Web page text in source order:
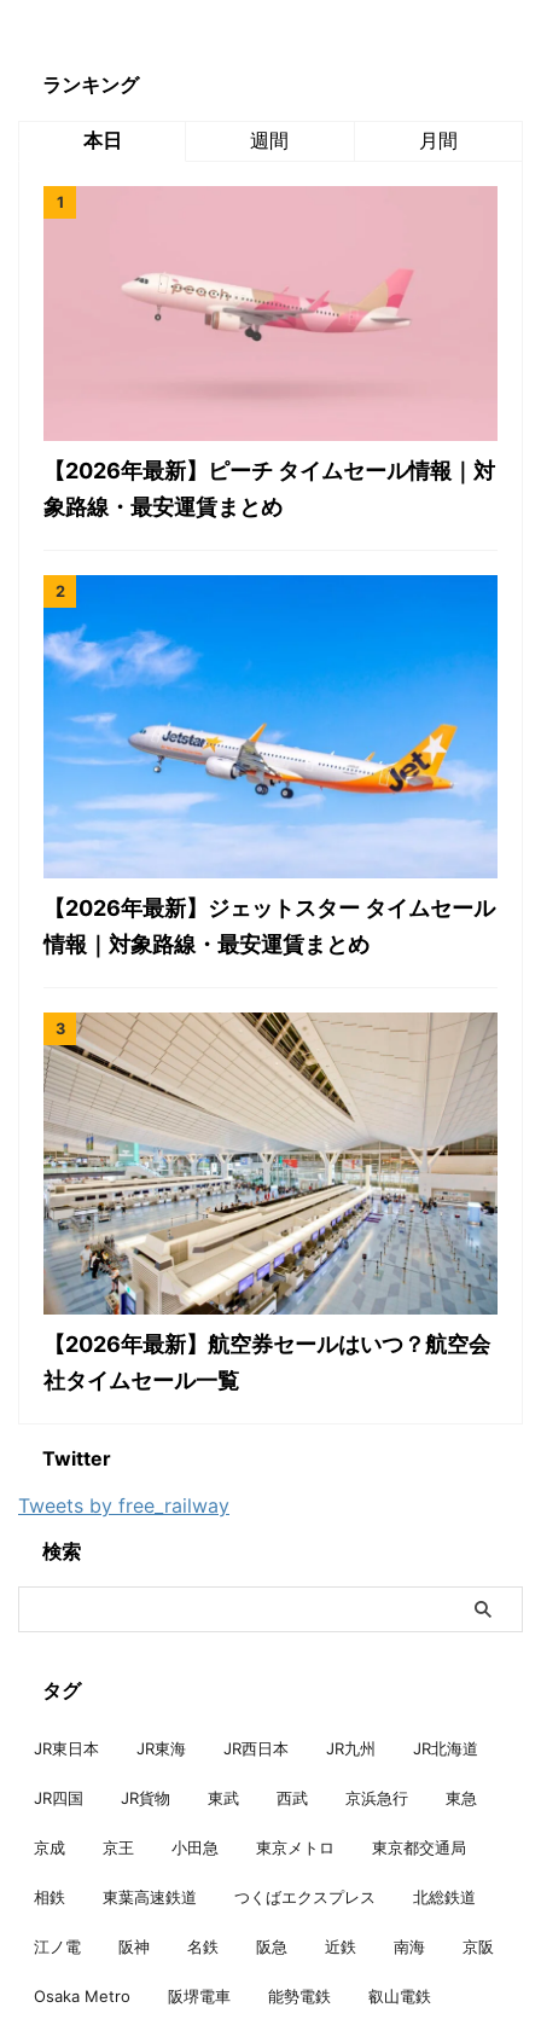
ランキング
本日 週間 月間
【2026年最新】ピーチ タイムセール情報｜対
象路線・最安運賃まとめ
【2026年最新】ジェットスター タイムセール
情報｜対象路線・最安運賃まとめ
【2026年最新】航空券セールはいつ？航空会
社タイムセール一覧
Twitter
Tweets by free_railway
検索
タグ
JR東日本 JR東海 JR西日本 JR九州 JR北海道
JR四国 JR貨物 東武 西武 京浜急行 東急
京成 京王 小田急 東京メトロ 東京都交通局
相鉄 東葉高速鉄道 つくばエクスプレス 北総鉄道
江ノ電 阪神 名鉄 阪急 近鉄 南海 京阪
Osaka Metro 阪堺電車 能勢電鉄 叡山電鉄